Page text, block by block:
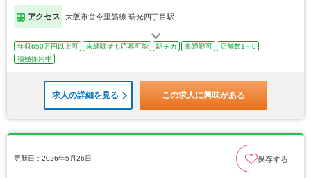
アクセス 大阪市営今里筋線 瑞光四丁目駅
年収650万円以上可 未経験者も応募可能 駅チカ 車通勤可
店舗数1～9
積極採用中
求人の詳細を見る この求人に興味がある
更新日：2026年5月26日 保存する